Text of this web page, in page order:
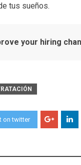
tus sueños.
your hiring
on twitter